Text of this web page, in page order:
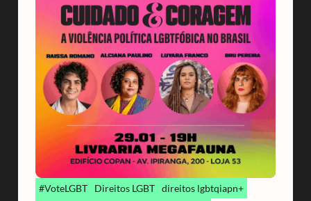
#VoteLGBT Direitos LGBT direitos lgbtqiapn+